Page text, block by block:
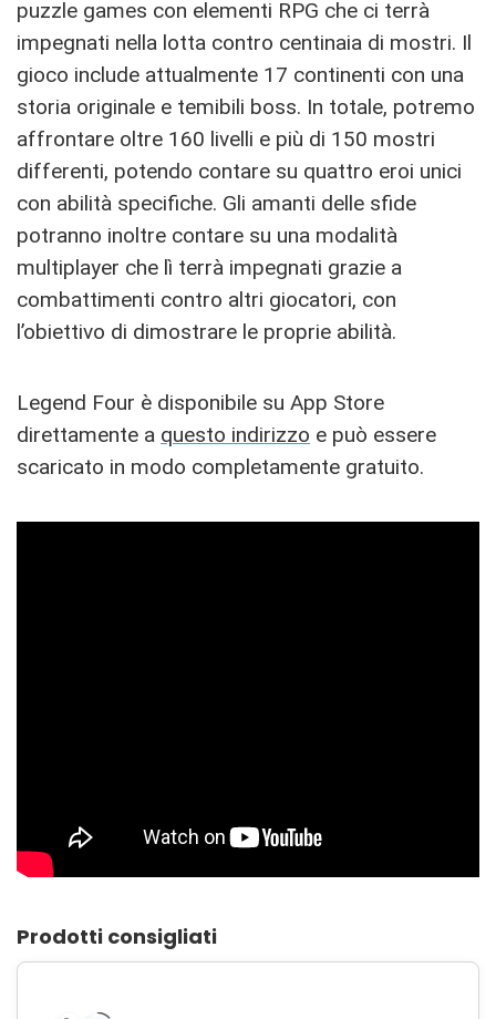
puzzle games con elementi RPG che ci terrà
impegnati nella lotta contro centinaia di mostri. Il
gioco include attualmente 17 continenti con una
storia originale e temibili boss. In totale, potremo
affrontare oltre 160 livelli e più di 150 mostri
differenti, potendo contare su quattro eroi unici
con abilità specifiche. Gli amanti delle sfide
potranno inoltre contare su una modalità
multiplayer che lì terrà impegnati grazie a
combattimenti contro altri giocatori, con
l’obiettivo di dimostrare le proprie abilità.
Legend Four è disponibile su App Store
direttamente a questo indirizzo e può essere
scaricato in modo completamente gratuito.
Prodotti consigliati